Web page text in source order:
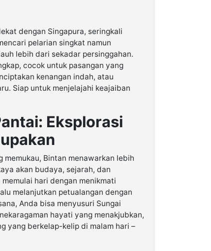
dengan Singapura, seringkali
pelarian singkat namun
lebih dari sekadar persinggahan.
cocok untuk pasangan yang
kenangan indah, atau
Siap untuk menjelajahi keajaiban
Eksplorasi
Bintan menawarkan lebih
akan budaya, sejarah, dan
hari dengan menikmati
melanjutkan petualangan dengan
Anda bisa menyusuri Sungai
hayati yang menakjubkan,
yang berkelap-kelip di malam hari –